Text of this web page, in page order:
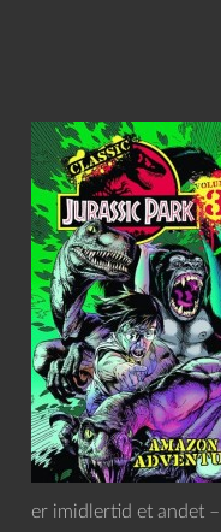
er imidlertid et andet